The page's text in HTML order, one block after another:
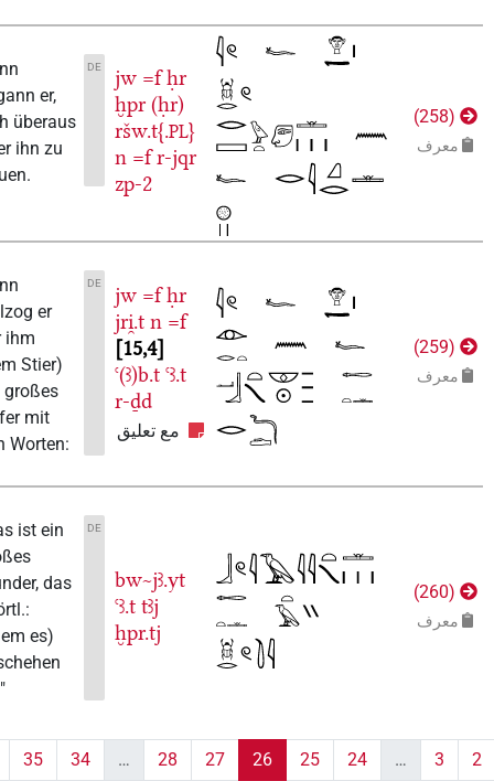
258
)
jw =f
ḥr
ḫpr
(ḥr)
ršw.t{.
PL}
n =f r-jqr
Dann
begann er,
sich überaus
über ihn zu
freuen.
259
)
jw =f
ḥr
jri̯.t
=f
15,4
ꜥ(ꜣ)b.t
مع تعليق
Dann
vollzog er
vor ihm
(dem Stier)
ein großes
Opfer mit
den Worten:
260
)
bw~jꜣ.yt
ꜥꜣ.t
ḫpr.tj
"Das ist ein
großes
Wunder, das
(wörtl.:
indem es)
geschehen
3
…
24
25
26
27
28
…
34
35
36